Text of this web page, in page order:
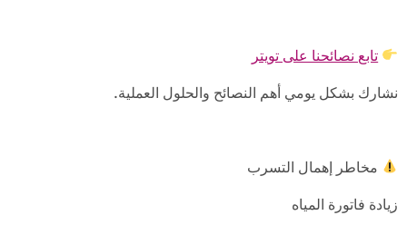
تابع نصائحنا على تويتر
نشارك بشكل يومي أهم النصائح والحلول العملية.
مخاطر إهمال التسرب
زيادة فاتورة المياه